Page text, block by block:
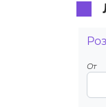
От